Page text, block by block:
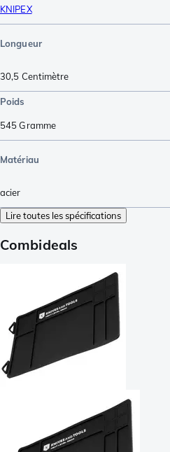
KNIPEX
Longueur
30,5 Centimètre
Poids
545Gramme
Matériau
acier
Lire toutes les spécifications
Combideals